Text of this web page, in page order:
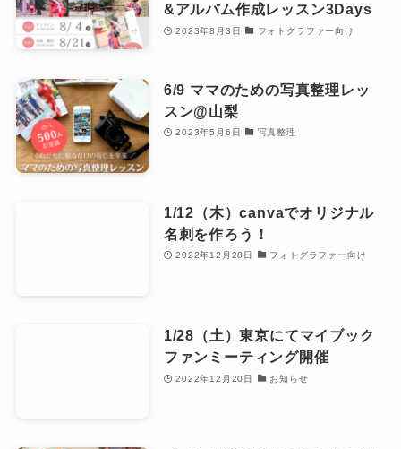
&アルバム作成レッスン3Days
2023年8月3日 フォトグラファー向け
6/9 ママのための写真整理レッ
スン@山梨
2023年5月6日 写真整理
1/12（木）canvaでオリジナル
名刺を作ろう！
2022年12月28日 フォトグラファー向け
1/28（土）東京にてマイブック
ファンミーティング開催
2022年12月20日 お知らせ